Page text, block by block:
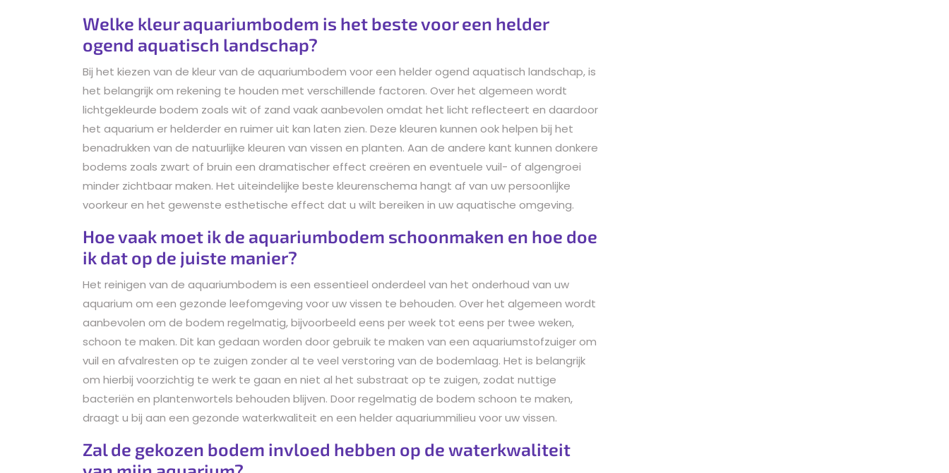
Welke kleur aquariumbodem is het beste voor een helder
ogend aquatisch landschap?
Bij het kiezen van de kleur van de aquariumbodem voor een helder ogend aquatisch landschap, is
het belangrijk om rekening te houden met verschillende factoren. Over het algemeen wordt
lichtgekleurde bodem zoals wit of zand vaak aanbevolen omdat het licht reflecteert en daardoor
het aquarium er helderder en ruimer uit kan laten zien. Deze kleuren kunnen ook helpen bij het
benadrukken van de natuurlijke kleuren van vissen en planten. Aan de andere kant kunnen donkere
bodems zoals zwart of bruin een dramatischer effect creëren en eventuele vuil- of algengroei
minder zichtbaar maken. Het uiteindelijke beste kleurenschema hangt af van uw persoonlijke
voorkeur en het gewenste esthetische effect dat u wilt bereiken in uw aquatische omgeving.
Hoe vaak moet ik de aquariumbodem schoonmaken en hoe doe
ik dat op de juiste manier?
Het reinigen van de aquariumbodem is een essentieel onderdeel van het onderhoud van uw
aquarium om een gezonde leefomgeving voor uw vissen te behouden. Over het algemeen wordt
aanbevolen om de bodem regelmatig, bijvoorbeeld eens per week tot eens per twee weken,
schoon te maken. Dit kan gedaan worden door gebruik te maken van een aquariumstofzuiger om
vuil en afvalresten op te zuigen zonder al te veel verstoring van de bodemlaag. Het is belangrijk
om hierbij voorzichtig te werk te gaan en niet al het substraat op te zuigen, zodat nuttige
bacteriën en plantenwortels behouden blijven. Door regelmatig de bodem schoon te maken,
draagt u bij aan een gezonde waterkwaliteit en een helder aquariummilieu voor uw vissen.
Zal de gekozen bodem invloed hebben op de waterkwaliteit